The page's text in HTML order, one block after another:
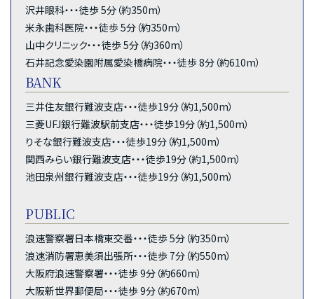
沢井眼科・・・徒歩 5分（約350m）
米永歯科医院・・・徒歩 5分（約350m）
山中クリニック・・・徒歩 5分（約360m）
石井記念愛染園附属愛染橋病院・・・徒歩 8分（約610m）
BANK
三井住友銀行難波支店・・・徒歩19分（約1,500m）
三菱UFJ銀行難波駅前支店・・・徒歩19分（約1,500m）
りそな銀行難波支店・・・徒歩19分（約1,500m）
関西みらい銀行難波支店・・・徒歩19分（約1,500m）
池田泉州銀行難波支店・・・徒歩19分（約1,500m）
PUBLIC
浪速警察署日本橋東交番・・・徒歩 5分（約350m）
浪速消防署恵美須出張所・・・徒歩 7分（約550m）
大阪府浪速警察署・・・徒歩 9分（約660m）
大阪新世界郵便局・・・徒歩 9分（約670m）